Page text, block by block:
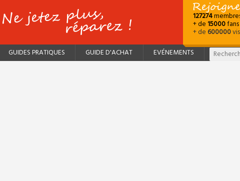
127274
+ de15000fans
+ de600000
GUIDES PRATIQUES GUIDE D'ACHAT EVÉNEMENTS